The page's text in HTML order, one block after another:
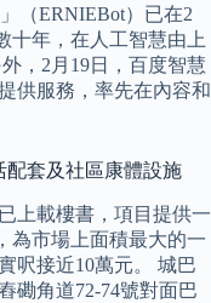
（ERNIEBot）已在2
十年，在人工智慧由上
，2月19日，百度智慧
供服務，率先在內容和
配套及社區康體設施
上載樓書，項目提供一
為市場上面積最大的一
呎接近10萬元。 城巴
磡角道72-74號對面巴